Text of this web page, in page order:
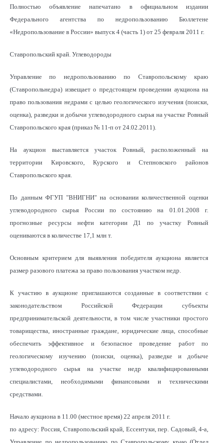
Полностью объявление напечатано в официальном издании
Федерального агентства по недропользованию Бюллетене
«Недропользование в России» выпуск 4 (часть 1) от 25 февраля 2011 г.
Ставропольский край. Углеводороды
Управление по недропользованию по Ставропольскому краю
(Ставропольнедра) извещает о предстоящем проведении аукциона на
право пользования недрами с целью геологического изучения (поиски,
оценка), разведки и добычи углеводородного сырья на участке Ровный
Ставропольского края (приказ № 11-п от 24.02.2011).
На аукцион выставляется участок Ровный, расположенный на
территории Кировского, Курского и Степновского районов
Ставропольского края.
По данным ФГУП "ВНИГНИ" на основании количественной оценки
углеводородного сырья России по состоянию на 01.01.2008 г.
прогнозные ресурсы нефти категории Д1 по участку Ровный
оцениваются в количестве 17,1 млн т.
Основным критерием для выявления победителя аукциона является
размер разового платежа за право пользования участком недр.
К участию в аукционе приглашаются созданные в соответствии с
законодательством Российской Федерации субъекты
предпринимательской деятельности, в том числе участники простого
товарищества, иностранные граждане, юридические лица, способные
обеспечить эффективное и безопасное проведение работ по
геологическому изучению (поиски, оценка), разведке и добыче
углеводородного сырья на участке недр квалифицированными
специалистами, необходимыми финансовыми и техническими
средствами.
Начало аукциона в 11.00 (местное время) 22 апреля 2011 г.
по адресу: Россия, Ставропольский край, Ессентуки, пер. Садовый, 4-а,